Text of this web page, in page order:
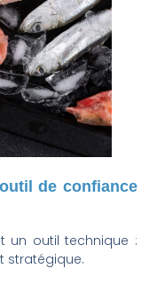
de confiance
un outil technique :
stratégique.